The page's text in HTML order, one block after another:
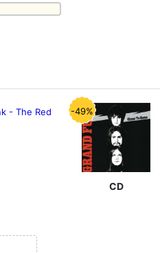
- The Red
-49%
CD